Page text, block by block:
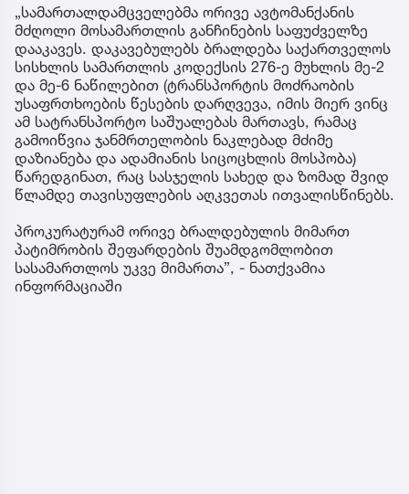
„სამართალდამცველებმა ორივე ავტომანქანის
მძღოლი მოსამართლის განჩინების საფუძველზე
დააკავეს. დაკავებულებს ბრალდება საქართველოს
სისხლის სამართლის კოდექსის 276-ე მუხლის მე-2
და მე-6 ნაწილებით (ტრანსპორტის მოძრაობის
უსაფრთხოების წესების დარღვევა, იმის მიერ ვინც
ამ სატრანსპორტო საშუალებას მართავს, რამაც
გამოიწვია ჯანმრთელობის ნაკლებად მძიმე
დაზიანება და ადამიანის სიცოცხლის მოსპობა)
წარედგინათ, რაც სასჯელის სახედ და ზომად შვიდ
წლამდე თავისუფლების აღკვეთას ითვალისწინებს.
პროკურატურამ ორივე ბრალდებულის მიმართ
პატიმრობის შეფარდების შუამდგომლობით
სასამართლოს უკვე მიმართა”, - ნათქვამია
ინფორმაციაში